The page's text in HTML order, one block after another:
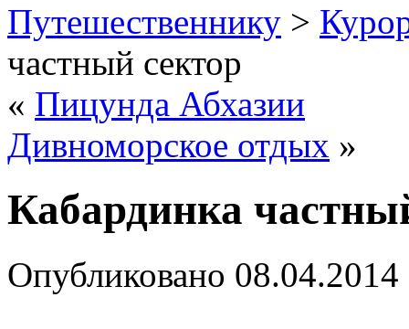
Путешественнику >
частный сектор
« Пицунда Абхазии
Дивноморское отдых »
Кабардинка
Опубликовано 08.04.2014